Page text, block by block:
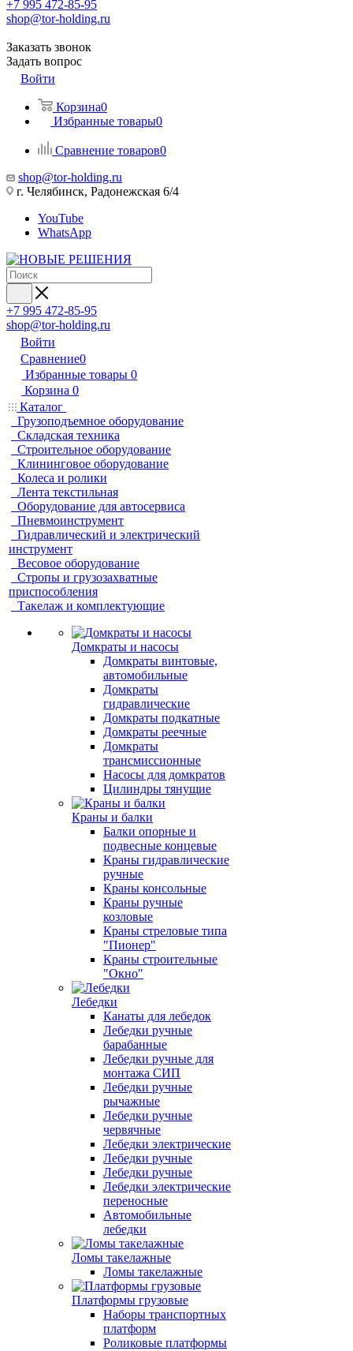
+7 995 472-85-95
shop@tor-holding.ru
Заказать звонок
Задать вопрос
Войти
Корзина0
Избранные товары0
Сравнение товаров0
shop@tor-holding.ru
г. Челябинск, Радонежская 6/4
YouTube
WhatsApp
+7 995 472-85-95
shop@tor-holding.ru
Войти
Сравнение0
Избранные товары 0
Корзина 0
Каталог
Грузоподъемное оборудование
Складская техника
Строительное оборудование
Клининговое оборудование
Колеса и ролики
Лента текстильная
Оборудование для автосервиса
Пневмоинструмент
Гидравлический и электрический
инструмент
Весовое оборудование
Стропы и грузозахватные
приспособления
Такелаж и комплектующие
Домкраты и насосы
Домкраты винтовые,
автомобильные
Домкраты
гидравлические
Домкраты подкатные
Домкраты реечные
Домкраты
трансмиссионные
Насосы для домкратов
Цилиндры тянущие
Краны и балки
Балки опорные и
подвесные концевые
Краны гидравлические
ручные
Краны консольные
Краны ручные
козловые
Краны стреловые типа
"Пионер"
Краны строительные
"Окно"
Лебедки
Канаты для лебедок
Лебедки ручные
барабанные
Лебедки ручные для
монтажа СИП
Лебедки ручные
рычажные
Лебедки ручные
червячные
Лебедки электрические
Лебедки ручные
Лебедки ручные
Лебедки электрические
переносные
Автомобильные
лебедки
Ломы такелажные
Ломы такелажные
Платформы грузовые
Наборы транспортных
платформ
Роликовые платформы